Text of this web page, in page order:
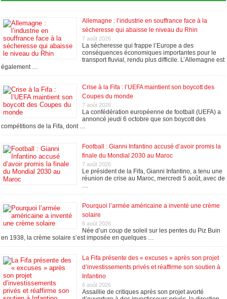
Allemagne : l’industrie en souffrance face à la
sécheresse qui abaisse le niveau du Rhin
7 août 2026
La sécheresse qui frappe l’Europe a des
conséquences économiques importantes pour le
transport fluvial, rendu plus difficile. L’Allemagne est
également …
Crise à la Fifa : l’UEFA maintient son boycott des
Coupes du monde
7 août 2026
La confédération européenne de football (UEFA) a
annoncé jeudi 6 octobre que son boycott des
compétitions de la Fifa, dont …
Football : Gianni Infantino accusé d’avoir promis la
finale du Mondial 2030 au Maroc
7 août 2026
Le président de la Fifa, Gianni Infantino, a tenu une
réunion de crise au Maroc, mercredi 5 août, avec de
…
Pourquoi l’armée américaine a inventé une crème
solaire
6 août 2026
Née d’un coup de soleil sur les pentes du Piz Buin
en 1938, la crème solaire s’est imposée en quelques …
La Fifa présente des « excuses » après son projet
d’investissements privés et réaffirme son soutien à
Infantino
6 août 2026
Assaillie de critiques après son projet avorté